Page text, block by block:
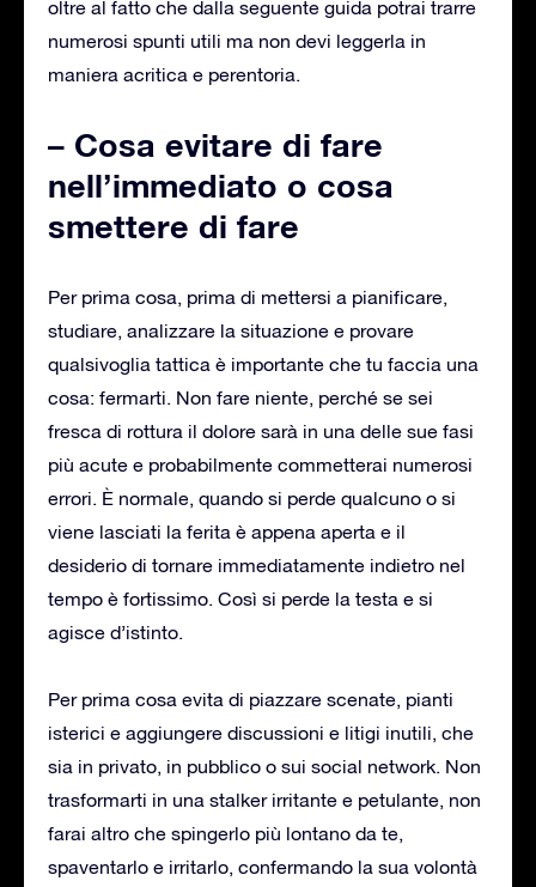
oltre al fatto che dalla seguente guida potrai trarre
numerosi spunti utili ma non devi leggerla in
maniera acritica e perentoria.
– Cosa evitare di fare
nell’immediato o cosa
smettere di fare
Per prima cosa, prima di mettersi a pianificare,
studiare, analizzare la situazione e provare
qualsivoglia tattica è importante che tu faccia una
cosa: fermarti. Non fare niente, perché se sei
fresca di rottura il dolore sarà in una delle sue fasi
più acute e probabilmente commetterai numerosi
errori. È normale, quando si perde qualcuno o si
viene lasciati la ferita è appena aperta e il
desiderio di tornare immediatamente indietro nel
tempo è fortissimo. Così si perde la testa e si
agisce d’istinto.
Per prima cosa evita di piazzare scenate, pianti
isterici e aggiungere discussioni e litigi inutili, che
sia in privato, in pubblico o sui social network. Non
trasformarti in una stalker irritante e petulante, non
farai altro che spingerlo più lontano da te,
spaventarlo e irritarlo, confermando la sua volontà